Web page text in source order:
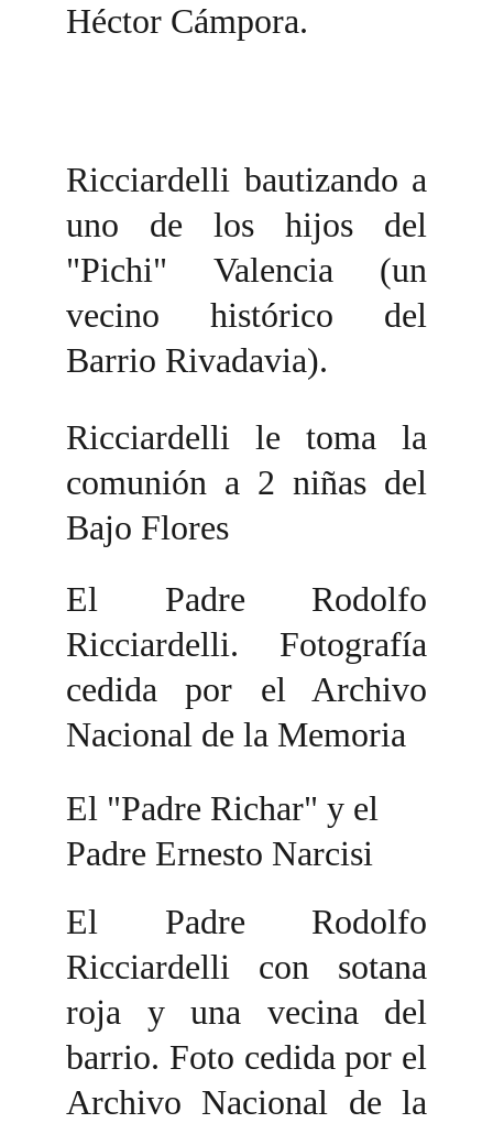
Ricciardelli bautizando a
uno de los hijos del
"Pichi" Valencia (un
vecino histórico del
Barrio Rivadavia).
Ricciardelli le toma la
comunión a 2 niñas del
Bajo Flores
El Padre Rodolfo
Ricciardelli. Fotografía
cedida por el Archivo
Nacional de la Memoria
El "Padre Richar" y el
Padre Ernesto Narcisi
El Padre Rodolfo
Ricciardelli con sotana
roja y una vecina del
barrio. Foto cedida por el
Archivo Nacional de la
Héctor Cámpora.